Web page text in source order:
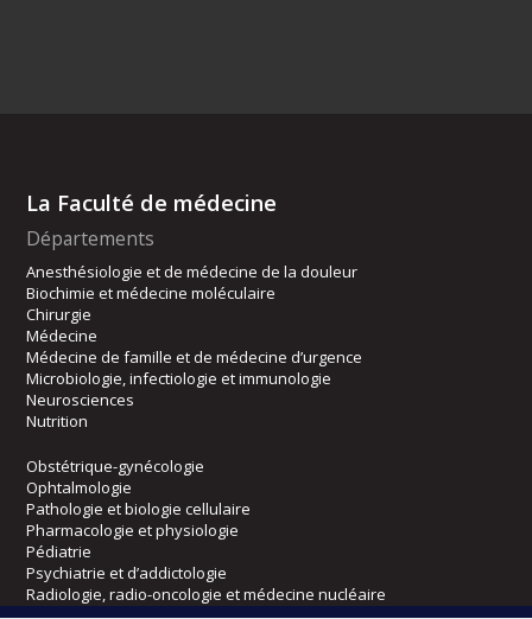
La Faculté de médecine
Départements
Anesthésiologie et de médecine de la douleur
Biochimie et médecine moléculaire
Chirurgie
Médecine
Médecine de famille et de médecine d’urgence
Microbiologie, infectiologie et immunologie
Neurosciences
Nutrition
Obstétrique-gynécologie
Ophtalmologie
Pathologie et biologie cellulaire
Pharmacologie et physiologie
Pédiatrie
Psychiatrie et d’addictologie
Radiologie, radio-oncologie et médecine nucléaire